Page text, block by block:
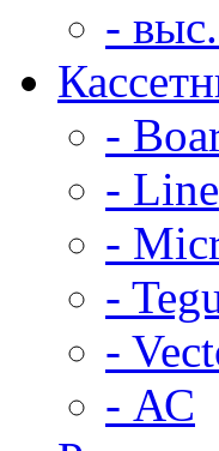
-
-
- Line
-
-
-
- АС